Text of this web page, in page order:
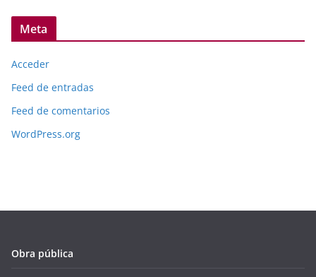
Meta
Acceder
Feed de entradas
Feed de comentarios
WordPress.org
Obra pública